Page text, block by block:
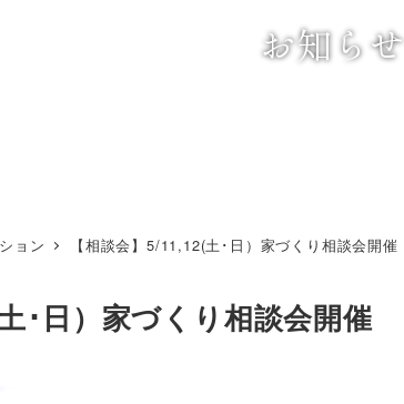
お知らせ
ョン 【相談会】5/11,12(土･日）家づくり相談会開催
･日）家づくり相談会開催